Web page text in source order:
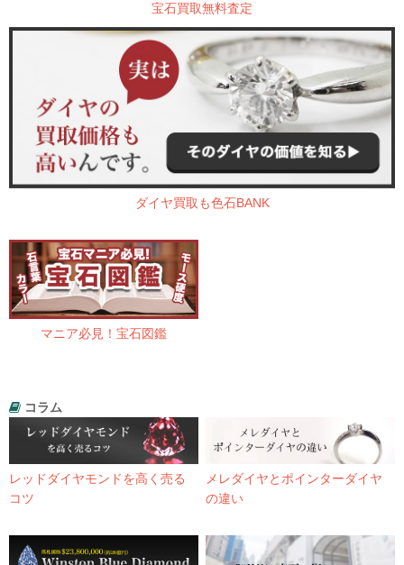
宝石買取無料査定
ダイヤ買取も色石BANK
マニア必見！宝石図鑑
コラム
レッドダイヤモンドを高く売る
コツ
メレダイヤとポインターダイヤ
の違い